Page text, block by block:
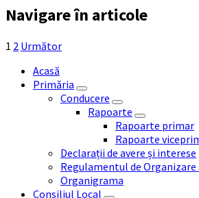
Navigare în articole
1 2 Următor
Acasă
Primăria
Conducere
Rapoarte
Rapoarte primar
Rapoarte
Declarații de avere și interese
Regulamentul de Organizare
Organigrama
Consiliul Local